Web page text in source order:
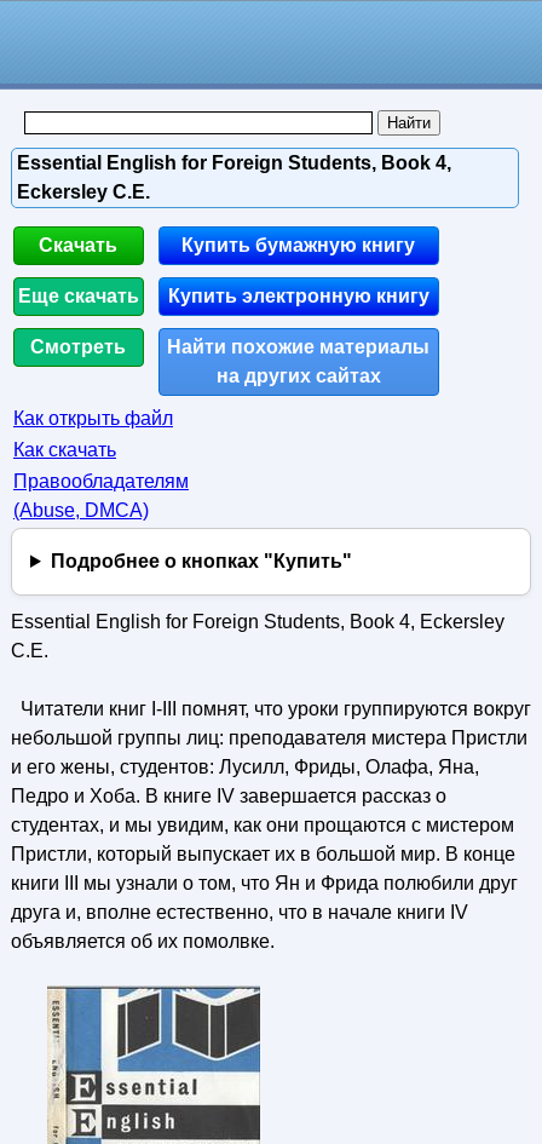
Essential English for Foreign Students, Book 4,
Eckersley C.E.
Скачать
Еще скачать
Смотреть
Купить бумажную книгу
Купить электронную книгу
Найти похожие материалы
на других сайтах
Как открыть файл
Как скачать
Правообладателям
(Abuse, DMСA)
Подробнее о кнопках "Купить"
Essential English for Foreign Students, Book 4, Eckersley
C.E.
Читатели книг I-III помнят, что уроки группируются вокруг
небольшой группы лиц: преподавателя мистера Пристли
и его жены, студентов: Лусилл, Фриды, Олафа, Яна,
Педро и Хоба. В книге IV завершается рассказ о
студентах, и мы увидим, как они прощаются с мистером
Пристли, который выпускает их в большой мир. В конце
книги III мы узнали о том, что Ян и Фрида полюбили друг
друга и, вполне естественно, что в начале книги IV
объявляется об их помолвке.